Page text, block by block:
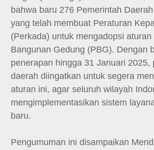
bahwa baru 276 Pemerintah
yang telah membuat Peraturan
(Perkada) untuk mengadopsi
Bangunan Gedung (PBG). Dengan
penerapan hingga 31 Januari 2025,
daerah diingatkan untuk segera
aturan ini, agar seluruh wilayah
mengimplementasikan sistem
baru.
Pengumuman ini disampaikan